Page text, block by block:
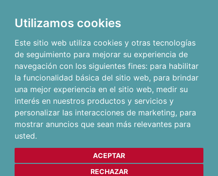
Utilizamos cookies
Este sitio web utiliza cookies y otras tecnologías
de seguimiento para mejorar su experiencia de
navegación con los siguientes fines: para habilitar
la funcionalidad básica del sitio web, para brindar
una mejor experiencia en el sitio web, medir su
interés en nuestros productos y servicios y
personalizar las interacciones de marketing, para
mostrar anuncios que sean más relevantes para
usted.
ACEPTAR
RECHAZAR